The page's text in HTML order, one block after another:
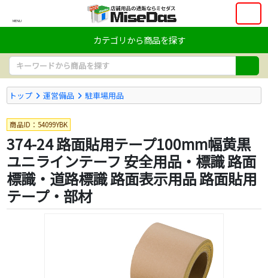
MENU
カテゴリから商品を探す
トップ 運営備品 駐車場用品
商品ID：54099YBK
374-24 路面貼用テープ100mm幅黄黒
ユニラインテーフ 安全用品・標識 路面
標識・道路標識 路面表示用品 路面貼用
テープ・部材